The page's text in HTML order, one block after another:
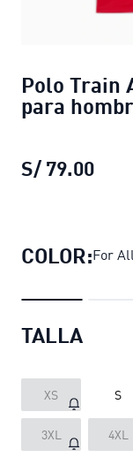
Polo Train
para
S/ 79.00
COLOR:For
TALLA
XS S
3XL 4XL